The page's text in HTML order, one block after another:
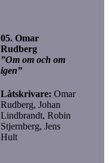
05. Omar
Rudberg
”Om om och om
igen”
Låtskrivare: Omar
Rudberg, Johan
Lindbrandt, Robin
Stjernberg, Jens
Hult